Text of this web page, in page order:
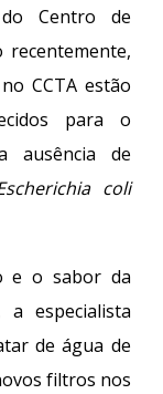
Centro de
recentemente,
CCTA estão
para o
ausência de
coli
e o sabor da
a especialista
de água de
filtros nos